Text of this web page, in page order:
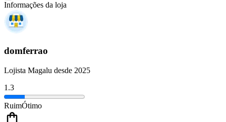
Informações da loja
domferrao
Lojista Magalu desde 2025
1.3
RuimÓtimo